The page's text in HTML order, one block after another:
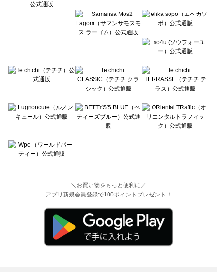
＼お買い物をもっと便利に／
アプリ新規会員登録で100ポイントプレゼント！